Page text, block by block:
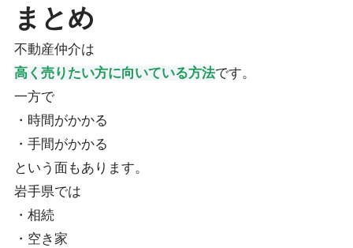
まとめ
不動産仲介は
高く売りたい方に向いている方法です。
一方で
・時間がかかる
・手間がかかる
という面もあります。
岩手県では
・相続
・空き家